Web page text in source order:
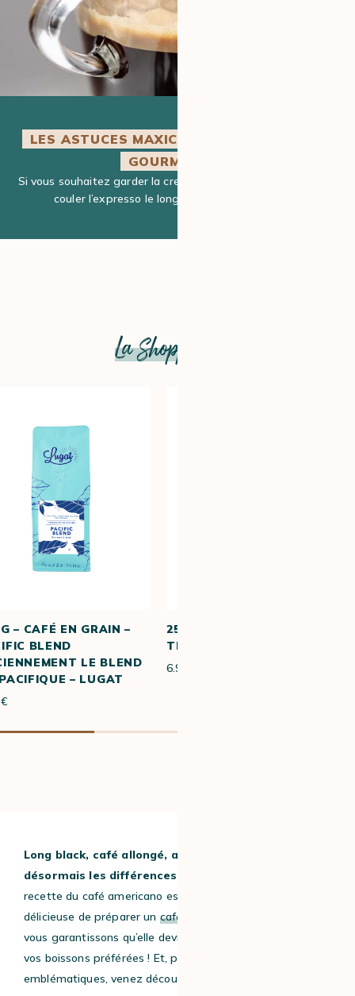
LES ASTUCES MAXICOFFEE POUR PLUS DE
GOURMANDISE
Si vous souhaitez garder la crema intacte, veillez à bien faire
couler l’expresso le long de la paroi de la tasse.
La Shopping list
– CAFÉ EN GRAIN –
BLEND
LE BLEND
– LUGAT
250 G – CAFÉ EN GRAIN –
THE PURE – COSMAI CAFFÈ
6.90 €
Long black, café allongé, americano : vous savez
désormais les différences entre ces 3 boissons.
recette du café americano est une façon simple et
délicieuse de préparer un café
vous garantissons qu’elle deviendra rapidement une de
vos boissons préférées ! Et, pour d’
emblématiques, venez découvrir